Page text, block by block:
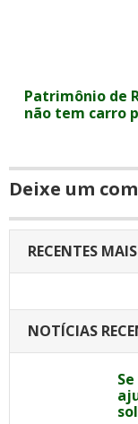
Patrimônio de
não tem carro
Deixe um
RECENTES
NOTÍCIAS